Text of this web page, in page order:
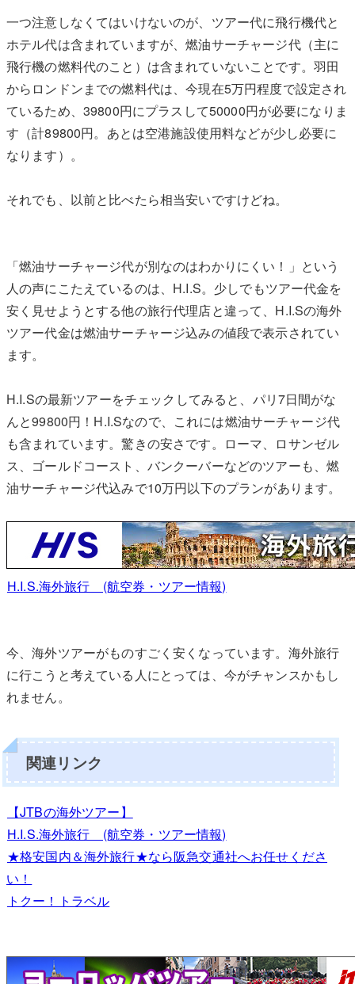
一つ注意しなくてはいけないのが、ツアー代に飛行機代と
ホテル代は含まれていますが、燃油サーチャージ代（主に
飛行機の燃料代のこと）は含まれていないことです。羽田
からロンドンまでの燃料代は、今現在5万円程度で設定され
ているため、39800円にプラスして50000円が必要になりま
す（計89800円。あとは空港施設使用料などが少し必要に
なります）。
それでも、以前と比べたら相当安いですけどね。
「燃油サーチャージ代が別なのはわかりにくい！」という
人の声にこたえているのは、H.I.S。少しでもツアー代金を
安く見せようとする他の旅行代理店と違って、H.I.Sの海外
ツアー代金は燃油サーチャージ込みの値段で表示されてい
ます。
H.I.Sの最新ツアーをチェックしてみると、パリ7日間がな
んと99800円！H.I.Sなので、これには燃油サーチャージ代
も含まれています。驚きの安さです。ローマ、ロサンゼル
ス、ゴールドコースト、バンクーバーなどのツアーも、燃
油サーチャージ代込みで10万円以下のプランがあります。
H.I.S.海外旅行 (航空券・ツアー情報)
今、海外ツアーがものすごく安くなっています。海外旅行
に行こうと考えている人にとっては、今がチャンスかもし
れません。
関連リンク
【JTBの海外ツアー】
H.I.S.海外旅行 (航空券・ツアー情報)
★格安国内＆海外旅行★なら阪急交通社へお任せくださ
い！
トクー！トラベル